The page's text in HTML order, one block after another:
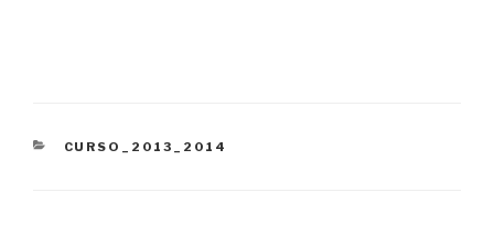
CATEGORÍAS
CURSO_2013_2014